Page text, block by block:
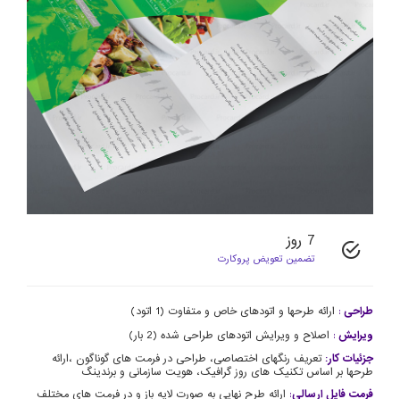
7 روز
تضمین تعویض پروکارت
طراحی : ارائه طرحها و اتودهای خاص و متفاوت (1 اتود)
ویرایش : اصلاح و ویرایش اتودهای طراحی شده (2 بار)
جزئیات کار:تعریف رنگهای اختصاصی، طراحی در فرمت های گوناگون ،ارائه
طرحها بر اساس تکنیک های روز گرافیک، هویت سازمانی و برندینگ
فرمت فایل ارسالی: ارائه طرح نهایی به صورت لایه باز و در فرمت های مختلف